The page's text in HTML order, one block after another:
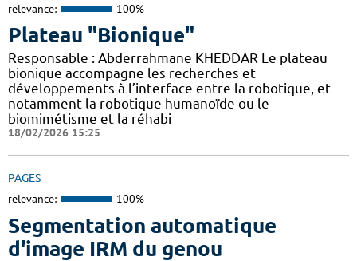
relevance: 100%
Plateau "Bionique"
Responsable : Abderrahmane KHEDDAR Le plateau
bionique accompagne les recherches et
développements à l’interface entre la robotique, et
notamment la robotique humanoïde ou le
biomimétisme et la réhabi
18/02/2026 15:25
PAGES
relevance: 100%
Segmentation automatique
d'image IRM du genou